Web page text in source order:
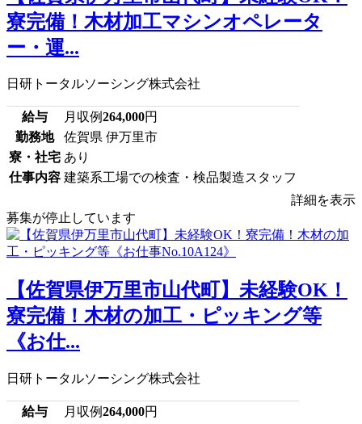
寮完備！木材加工マシンオペレータ
ー・運...
日研トータルソーシング株式会社
給与 月収例264,000円
勤務地
佐賀県 伊万里市
寮・社宅 あり
仕事内容 建築系工場での検査・検品製造スタッフ
詳細を表示
募集が停止しています
【佐賀県伊万里市山代町】未経験OK！
寮完備！木材の加工・ピッキング等
《お仕...
日研トータルソーシング株式会社
給与 月収例264,000円